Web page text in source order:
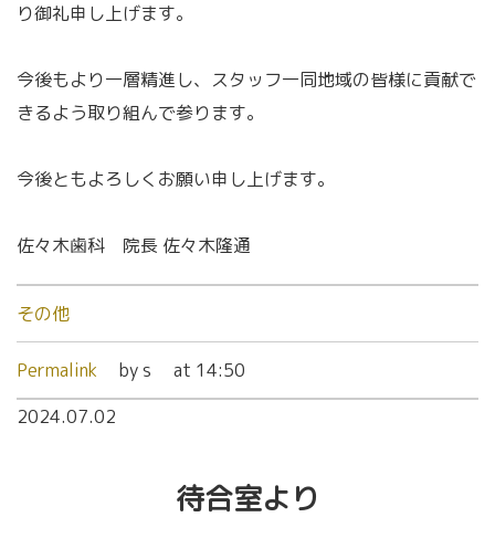
り御礼申し上げます。
今後もより一層精進し、スタッフ一同地域の皆様に貢献で
きるよう取り組んで参ります。
今後ともよろしくお願い申し上げます。
佐々木歯科 院長 佐々木隆通
その他
Permalink by s
at 14:50
2024.07.02
待合室より